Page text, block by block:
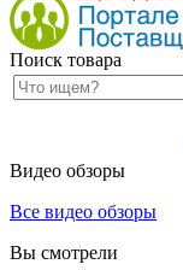
Поиск товара
Видео обзоры
Все видео обзоры
Вы смотрели